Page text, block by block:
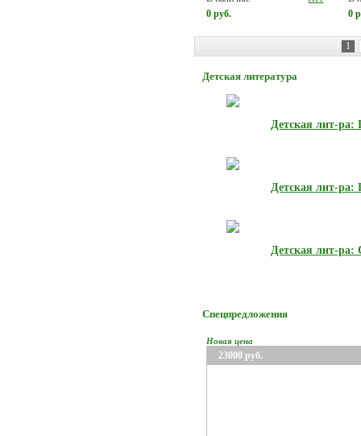
0руб.
0
1
Детская литература
Детская лит-ра:
Детская лит-ра:
Детская лит-ра:
Спецпредложения
Новая цена
23000 руб.